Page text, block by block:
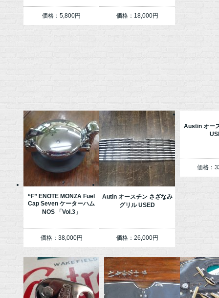
価格：5,800円 価格：18,000円
“F” ENOTE MONZA Fuel
Cap Seven ケーターハム
NOS 「Vol.3」
価格：38,000円
Autin オースチン さざなみ
グリル USED
価格：26,000円
Austin オー
価格：